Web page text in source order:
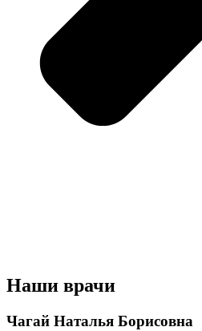
Наши врачи
Чагай Наталья Борисовна